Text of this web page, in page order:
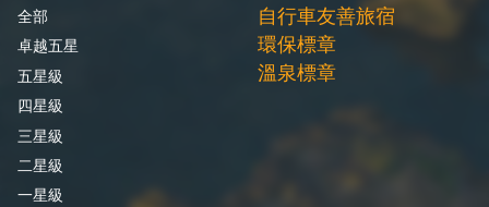
全部
卓越五星
五星級
四星級
三星級
二星級
一星級
自行車友善旅宿
環保標章
溫泉標章